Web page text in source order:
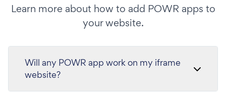
Learn more about how to add POWR apps to
your website.
Will any POWR app work on my iframe
website?